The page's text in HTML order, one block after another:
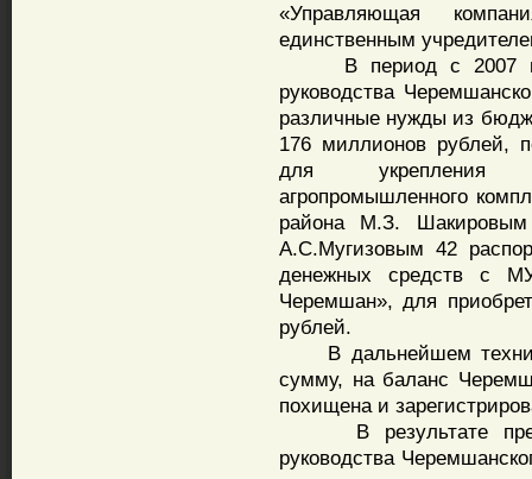
«Управляющая
единственным
В период с 2007 по
руководства
различные нужды из
176 миллионов рублей,
для укрепления
агропромышленного
района М.З. Шакировым
А.С.Мугизовым 42
денежных средств с
Черемшан», для
рублей.
В дальнейшем
сумму, на баланс
похищена и
В результате
руководства